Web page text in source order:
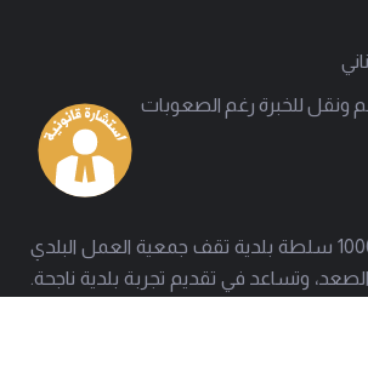
ونقل للخبرة رغم الصعوبات
إلى جانب أكثر من 1000 سلطة بلدية تقف جمعية العمل البلدي
وتساعد في تقديم تجربة بلدية ناجحة.